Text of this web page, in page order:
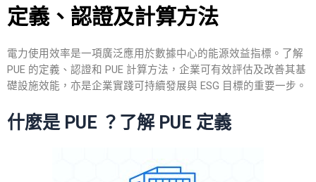
定義、認證及計算方法
電力使用效率是一項廣泛應用於數據中心的能源效益指標。了解
PUE 的定義 、 認證和 PUE 計算方法 ，企業可有效評估及改善其基
礎設施效能，亦是企業實踐可持續發展與 ESG 目標的重要一步。
什麼是 PUE ？了解 PUE 定義